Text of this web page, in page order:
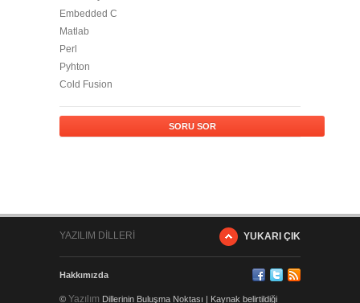
Embedded C
Matlab
Perl
Pyhton
Cold Fusion
SORU SOR
YAZILIM DİLLERİ YUKARI ÇIK
Hakkımızda
© Yazılım Dillerinin Buluşma Noktası | Kaynak belirtildiği